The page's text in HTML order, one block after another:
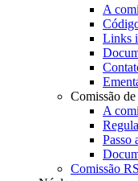
A
Links
Comissão
A
Passo
Comissão